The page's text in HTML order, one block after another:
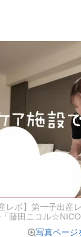
レポ】第一子出産
藤田ニコル
写真ページ